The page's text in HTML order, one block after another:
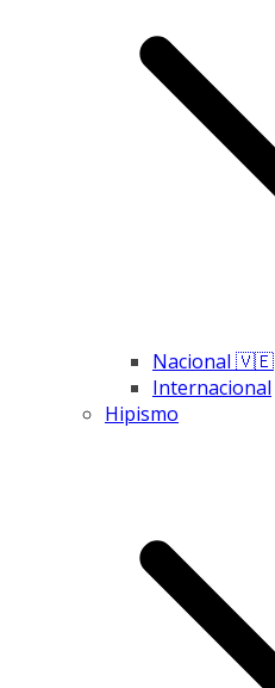
Nacional 🇻🇪
Internacional
Hipismo